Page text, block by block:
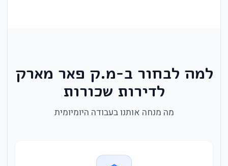
למה לבחור ב-מ.ק פאר מארק
לדירות שכורות
מה מנחה אותנו בעבודה היומיומית